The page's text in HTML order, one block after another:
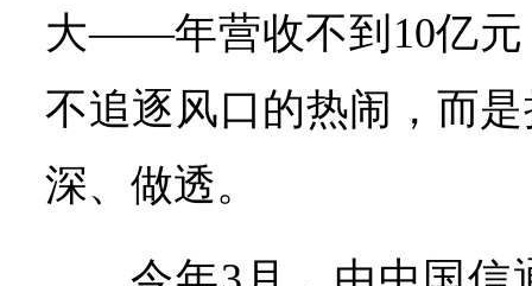
大——年营收不到10亿元
不追逐风口的热闹，而
深、做透。